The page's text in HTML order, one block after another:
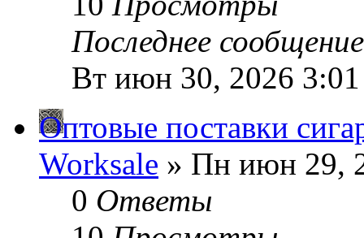
Последнее
Вт июн 30, 2026
Оптовые поставки
Worksale » Пн июн 29,
0 Ответы